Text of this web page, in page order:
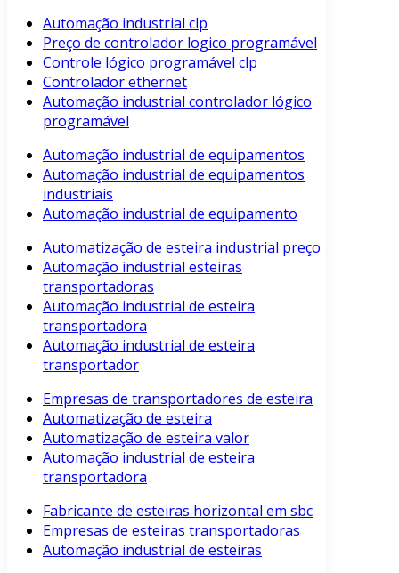
Automação industrial clp
Preço de controlador logico programável
Controle lógico programável clp
Controlador ethernet
Automação industrial controlador lógico
programável
Automação industrial de equipamentos
Automação industrial de equipamentos
industriais
Automação industrial de equipamento
Automatização de esteira industrial preço
Automação industrial esteiras
transportadoras
Automação industrial de esteira
transportadora
Automação industrial de esteira
transportador
Empresas de transportadores de esteira
Automatização de esteira
Automatização de esteira valor
Automação industrial de esteira
transportadora
Fabricante de esteiras horizontal em sbc
Empresas de esteiras transportadoras
Automação industrial de esteiras